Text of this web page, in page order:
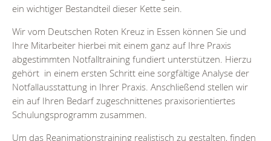
ein wichtiger Bestandteil dieser Kette sein.
Wir vom Deutschen Roten Kreuz in Essen können Sie und
Ihre Mitarbeiter hierbei mit einem ganz auf Ihre Praxis
abgestimmten Notfalltraining fundiert unterstützen. Hierzu
gehört in einem ersten Schritt eine sorgfältige Analyse der
Notfallausstattung in Ihrer Praxis. Anschließend stellen wir
ein auf Ihren Bedarf zugeschnittenes praxisorientiertes
Schulungsprogramm zusammen.
Um das Reanimationstraining realistisch zu gestalten, finden